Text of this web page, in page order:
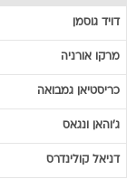
דויד גוסמן
מרקו אורניה
כריסטיאן גמבואה
ג'והאן ונגאס
דניאל קולינדרס